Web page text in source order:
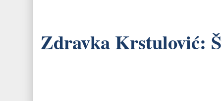
Zdravka Krstulović: